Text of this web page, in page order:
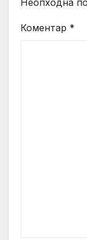
Неопходна
Коментар *